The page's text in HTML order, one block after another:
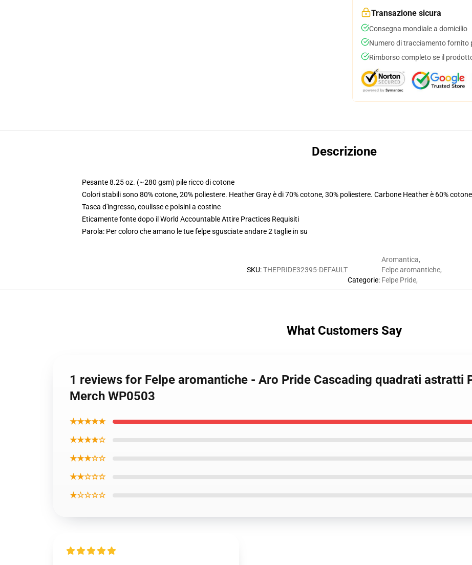
Transazione sicura
Consegna mondiale a domicilio
Numero di tracciamento fornito
Rimborso completo se il
Descrizione
Pesante 8.25 oz. (~280 gsm) pile ricco di cotone
Colori stabili sono 80% cotone, 20% poliestere. Heather Gray è di 70% cotone, 30% poliestere. Carbone Heather è 60%
Tasca d'ingresso, coulisse e polsini a costine
Eticamente fonte dopo il World Accountable Attire Practices Requisiti
Parola: Per coloro che amano le tue felpe sgusciate andare 2 taglie in su
SKU:THEPRIDE32395-DEFAULT
Categorie:
Aromantica,
Felpe aromantiche,
Felpe Pride,
What Customers Say
1 reviews for Felpe aromantiche - Aro Pride Cascading quadrati astratti
Merch WP0503
★★★★★
★★★★☆
★★★☆☆
★★☆☆☆
★☆☆☆☆